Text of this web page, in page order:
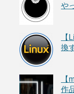
や
【
換
【
作